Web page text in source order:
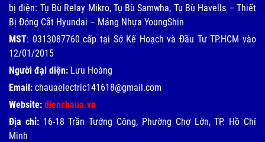
bị điện: Tụ Bù Relay Mikro, Tụ Bù Samwha, Tụ Bù Havells – Thiết
Bị Đóng Cắt Hyundai – Máng Nhựa YoungShin
MST: 0313087760 cấp tại Sở Kế Hoạch và Đầu Tư TP.HCM vào
12/01/2015
Người đại diện: Lưu Hoàng
Email: chauaelectric141618@gmail.com
Website: dienchaua.vn
Địa chỉ: 16-18 Trần Tướng Công, Phường Chợ Lớn, TP. Hồ Chí
Minh